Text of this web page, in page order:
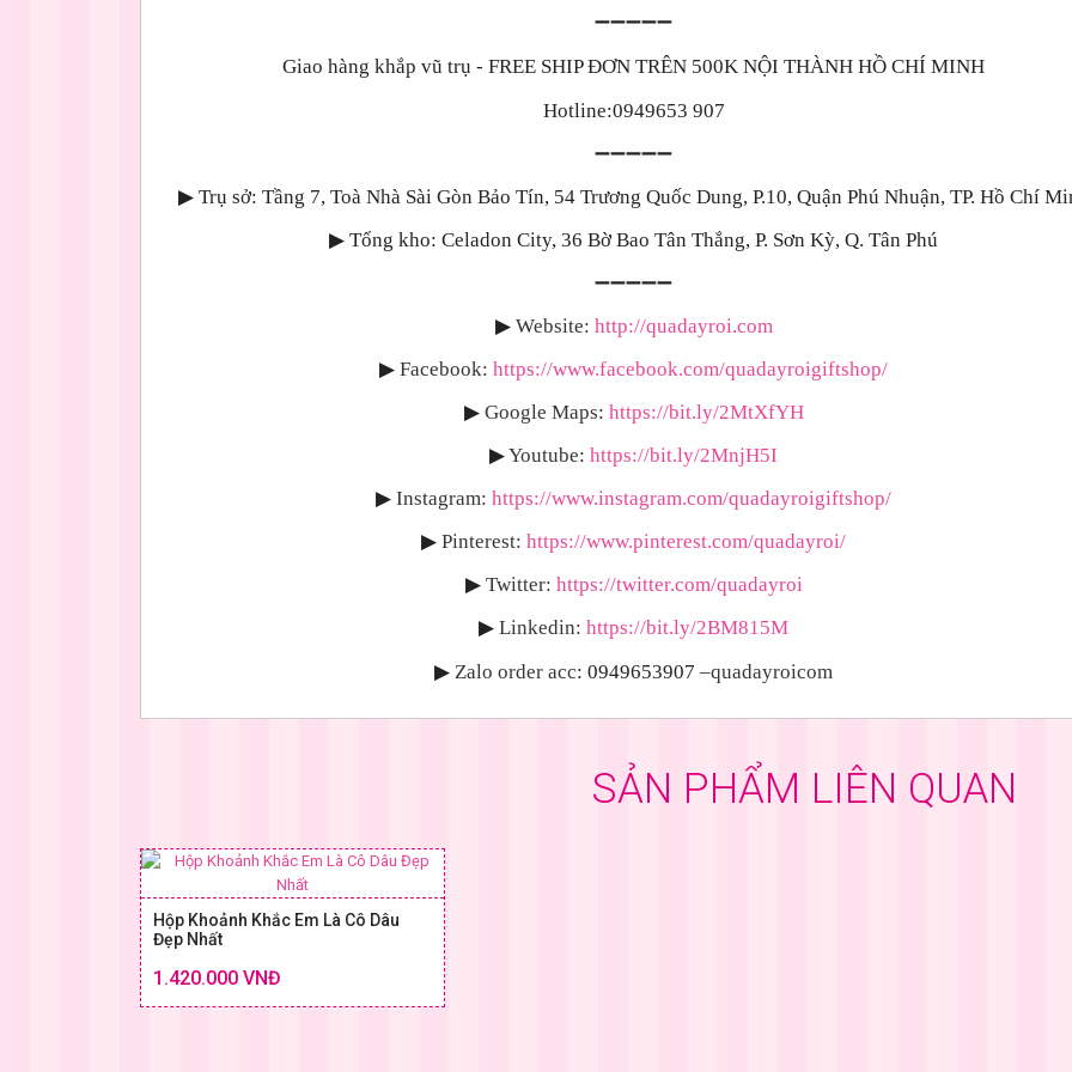
➖➖➖➖➖
Giao hàng khắp vũ trụ - FREE SHIP ĐƠN TRÊN 500K NỘI THÀNH HỒ CHÍ MINH
Hotline:0949653 907
➖➖➖➖➖
▶Trụ sở: Tầng 7, Toà Nhà Sài Gòn Bảo Tín, 54 Trương Quốc Dung, P.10, Quận Phú Nhuận, TP. Hồ Chí
▶ Tổng kho: Celadon City, 36 Bờ Bao Tân Thắng, P. Sơn Kỳ, Q. Tân Phú
➖➖➖➖➖
▶ Website: http://quadayroi.com
▶ Facebook: https://www.facebook.com/quadayroigiftshop/
▶ Google Maps: https://bit.ly/2MtXfYH
▶Youtube: https://bit.ly/2MnjH5I
▶ Instagram: https://www.instagram.com/quadayroigiftshop/
▶ Pinterest: https://www.pinterest.com/quadayroi/
▶ Twitter: https://twitter.com/quadayroi
▶ Linkedin: https://bit.ly/2BM815M
▶ Zalo order acc: 0949653907 –quadayroicom
SẢN PHẨM LIÊN QUAN
Hộp Khoảnh Khắc Em Là Cô Dâu
Đẹp Nhất
1.420.000 VNĐ